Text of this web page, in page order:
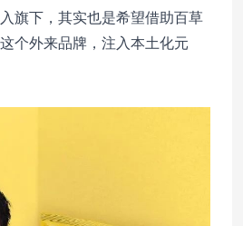
旗下，其实也是希望借助百草
个外来品牌，注入本土化元